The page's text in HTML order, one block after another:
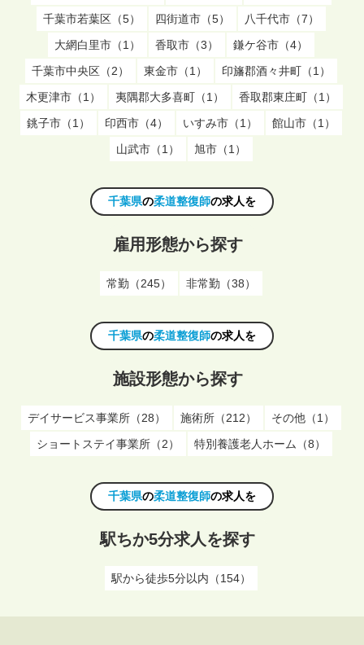
千葉市若葉区（5）
四街道市（5）
八千代市（7）
大網白里市（1）
香取市（3）
鎌ケ谷市（4）
千葉市中央区（2）
東金市（1）
印旛郡酒々井町（1）
木更津市（1）
夷隅郡大多喜町（1）
香取郡東庄町（1）
銚子市（1）
印西市（4） いすみ市（1）
館山市（1）
山武市（1）
旭市（1）
千葉県の柔道整復師の求人を
雇用形態から探す
常勤（245） 非常勤（38）
千葉県の柔道整復師の求人を
施設形態から探す
デイサービス事業所（28） 施術所（212）
その他（1）
ショートステイ事業所（2）
特別養護老人ホーム（8）
千葉県の柔道整復師の求人を
駅ちか5分求人を探す
駅から徒歩5分以内（154）